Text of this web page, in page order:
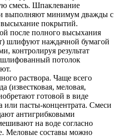
смесь. Шпаклевание
выполняют минимум дважды с
покрытий.
после полного высыхания
шлифуют наждачной бумагой
контролируя результат
потолок
раствора. Чаще всего
(известковая, меловая,
готовой в виде
или пасты-концентрата. Смеси
антигрибковыми
на воде согласно
Меловые составы можно